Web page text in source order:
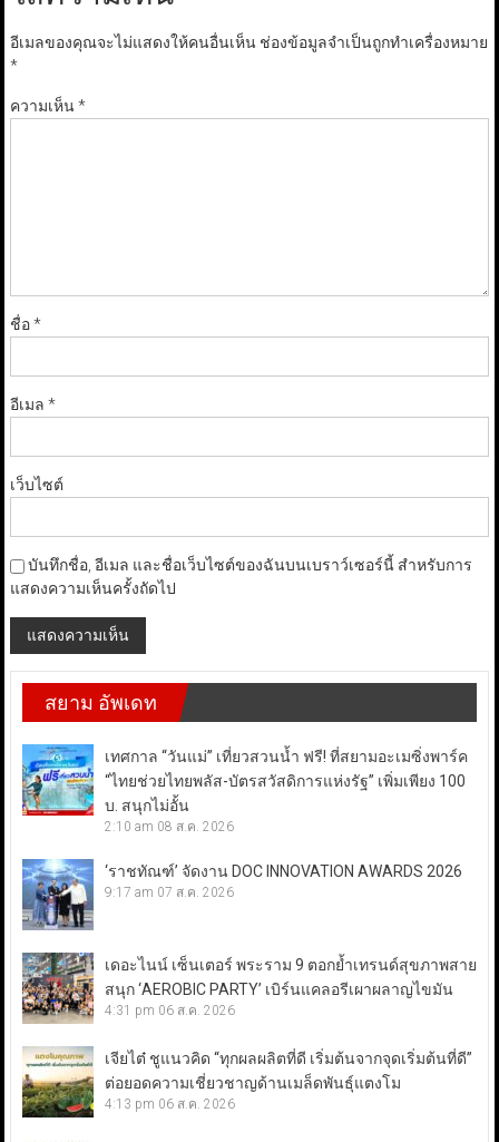
อีเมลของคุณจะไม่แสดงให้คนอื่นเห็น ช่องข้อมูลจำเป็นถูกทำเครื่องหมาย
*
ความเห็น*
ชื่อ*
อีเมล *
เว็บไซต์
บันทึกชื่อ, อีเมล และชื่อเว็บไซต์ของฉันบนเบราว์เซอร์นี้ สำหรับการ
แสดงความเห็นครั้งถัดไป
สยาม อัพเดท
เทศกาล “วันแม่” เที่ยวสวนน้ำ ฟรี! ที่สยามอะเมซิ่งพาร์ค
“ไทยช่วยไทยพลัส-บัตรสวัสดิการแห่งรัฐ” เพิ่มเพียง 100
บ. สนุกไม่อั้น
2:10 am 08 ส.ค. 2026
‘ราชทัณฑ์’ จัดงาน DOC INNOVATION AWARDS 2026
9:17 am 07 ส.ค. 2026
เดอะไนน์ เซ็นเตอร์ พระราม 9 ตอกย้ำเทรนด์สุขภาพสาย
สนุก ‘AEROBIC PARTY’ เบิร์นแคลอรีเผาผลาญไขมัน
4:31 pm 06 ส.ค. 2026
เจียไต๋ ชูแนวคิด “ทุกผลผลิตที่ดี เริ่มต้นจากจุดเริ่มต้นที่ดี”
ต่อยอดความเชี่ยวชาญด้านเมล็ดพันธุ์แตงโม
4:13 pm 06 ส.ค. 2026